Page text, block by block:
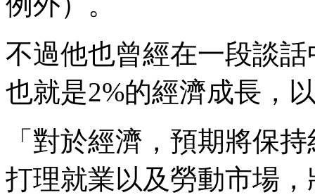
不過他也曾經在一段談
也就是2%的經濟成長，
「對於經濟，預期將保
打理就業以及勞動市場